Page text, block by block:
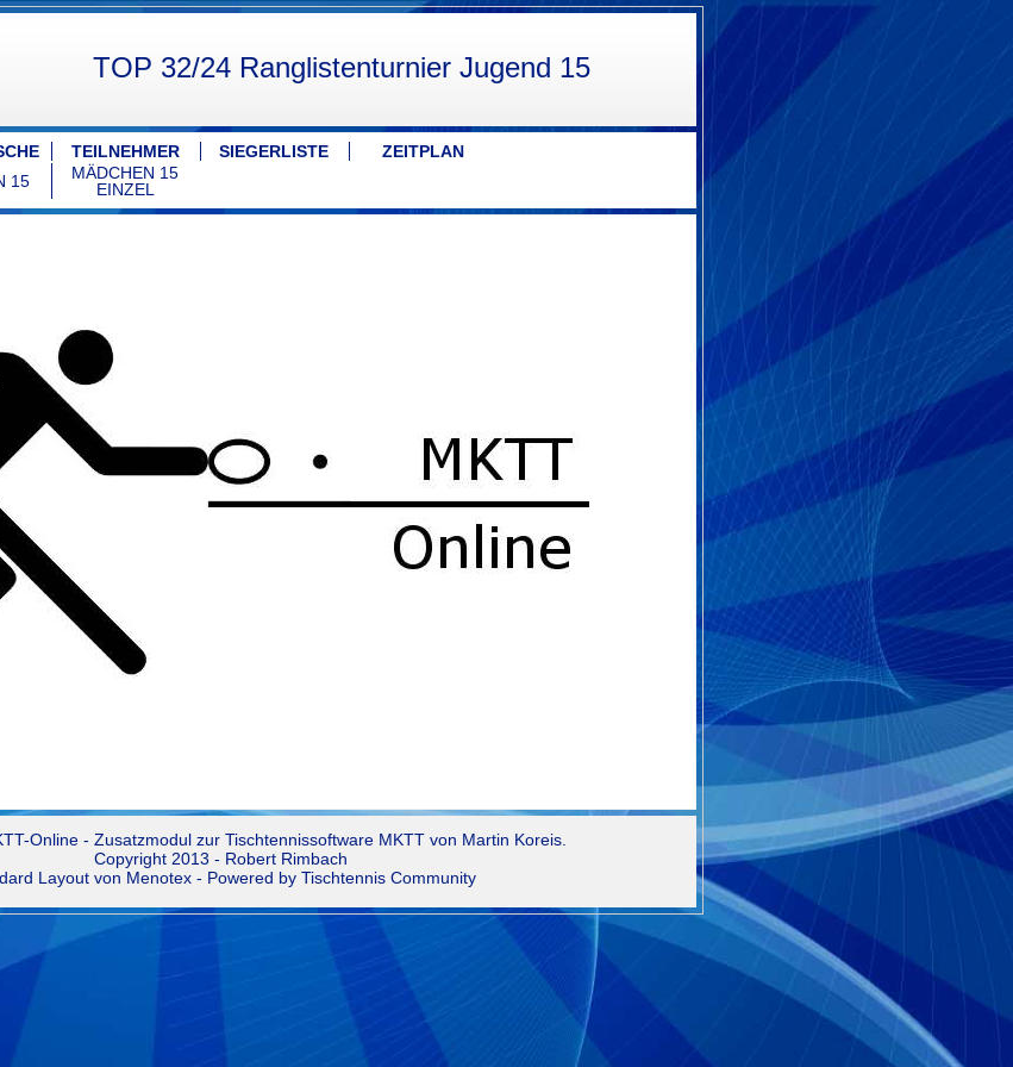
TOP 32/24 Ranglistenturnier Jugend 15
TEILNEHMER SIEGERLISTE
ZEITPLAN
15
MÄDCHEN 15
EINZEL
Online- Zusatzmodul zur Tischtennissoftware MKTTvon Martin Koreis.
Copyright 2013 - Robert Rimbach
Layout von Menotex - Powered by Tischtennis Community